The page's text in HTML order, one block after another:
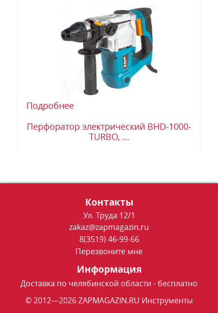
Подробнее
Перфоратор электрический BHD-1000-
TURBO, ...
Контакты
Ул. Труда 12/1
zakaz@zapmagazin.ru
8(3519) 46-99-66
Перезвоните мне
Информация
Доставка по челябинской области - бесплатно
© 2012—2026 ZAPMAGAZIN.RU Инструменты